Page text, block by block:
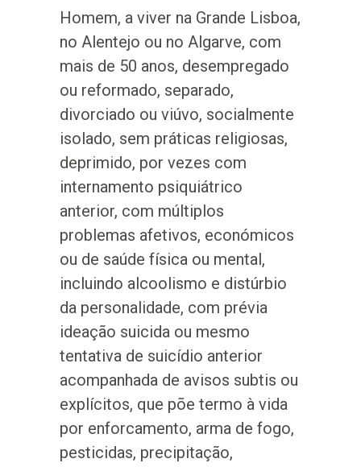
Homem, a viver na Grande Lisboa,
no Alentejo ou no Algarve, com
mais de 50 anos, desempregado
ou reformado, separado,
divorciado ou viúvo, socialmente
isolado, sem práticas religiosas,
deprimido, por vezes com
internamento psiquiátrico
anterior, com múltiplos
problemas afetivos, económicos
ou de saúde física ou mental,
incluindo alcoolismo e distúrbio
da personalidade, com prévia
ideação suicida ou mesmo
tentativa de suicídio anterior
acompanhada de avisos subtis ou
explícitos, que põe termo à vida
por enforcamento, arma de fogo,
pesticidas, precipitação,